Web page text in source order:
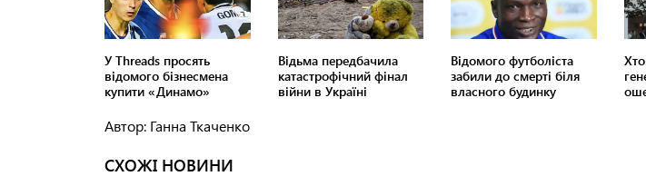
Автор: Ганна Ткаченко
СХОЖІ НОВИНИ